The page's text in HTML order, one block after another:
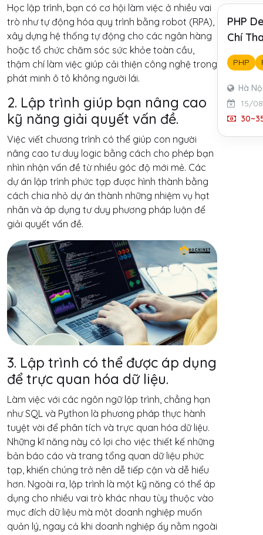
Học lập trình, bạn có cơ hội làm việc ở nhiều vai
trò như tự động hóa quy trình bằng robot (RPA),
xây dựng hệ thống tự động cho các ngân hàng
hoặc tổ chức chăm sóc sức khỏe toàn cầu,
thậm chí làm việc giúp cải thiện công nghệ trong
phát minh ô tô không người lái.
2. Lập trình giúp bạn nâng cao
kỹ năng giải quyết vấn đề.
Việc viết chương trình có thể giúp con người
nâng cao tư duy logic bằng cách cho phép bạn
nhìn nhận vấn đề từ nhiều góc độ mới mẻ. Các
dự án lập trình phức tạp được hình thành bằng
cách chia nhỏ dự án thành những nhiệm vụ hạt
nhân và áp dụng tư duy phương pháp luận để
giải quyết vấn đề.
3. Lập trình có thể được áp dụng
để trực quan hóa dữ liệu.
Làm việc với các ngôn ngữ lập trình, chẳng hạn
như SQL và Python là phương pháp thực hành
tuyệt vời để phân tích và trực quan hóa dữ liệu.
Những kĩ năng này có lợi cho việc thiết kế những
bản báo cáo và trang tổng quan dữ liệu phức
tạp, khiến chúng trở nên dễ tiếp cận và dễ hiểu
hơn. Ngoài ra, lập trình là một kỹ năng có thể áp
dụng cho nhiều vai trò khác nhau tùy thuộc vào
mục đích dữ liệu mà một doanh nghiệp muốn
quản lý, ngay cả khi doanh nghiệp ấy nằm ngoài
PHP
Chí
PHP
Hà
15/